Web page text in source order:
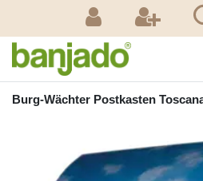
Burg-Wächter Postkasten